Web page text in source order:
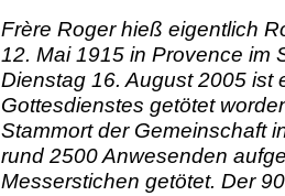
Frère Roger hieß eigentlich
12. Mai 1915 in Provence im
Dienstag 16. August 2005 ist
Gottesdienstes getötet
Stammort der Gemeinschaft
rund 2500 Anwesenden
Messerstichen getötet. Der